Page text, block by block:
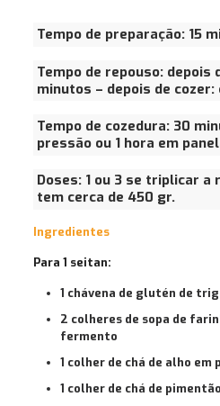
Tempo de preparação: 15
Tempo de repouso: depois
minutos – depois de cozer:
Tempo de cozedura: 30
pressão ou 1 hora em
Doses: 1 ou 3 se triplicar a
tem cerca de 450 gr.
Ingredientes
Para 1 seitan:
1 chávena de glutén de
2 colheres de sopa de
fermento
1 colher de chá de alho em
1 colher de chá de